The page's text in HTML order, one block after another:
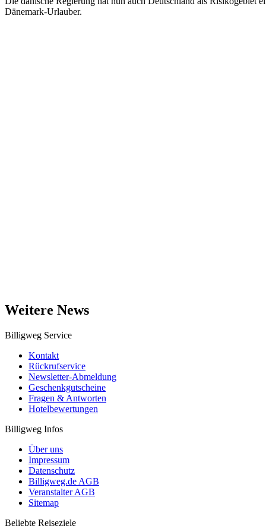
Dänemark-Urlauber.
Weitere News
Billigweg Service
Kontakt
Rückrufservice
Newsletter-Abmeldung
Geschenkgutscheine
Fragen & Antworten
Hotelbewertungen
Billigweg Infos
Über uns
Impressum
Datenschutz
Billigweg.de AGB
Veranstalter AGB
Sitemap
Beliebte Reiseziele